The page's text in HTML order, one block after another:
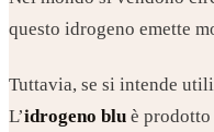
questo idrogeno emette
Tuttavia, se si intende
L’idrogeno blu è